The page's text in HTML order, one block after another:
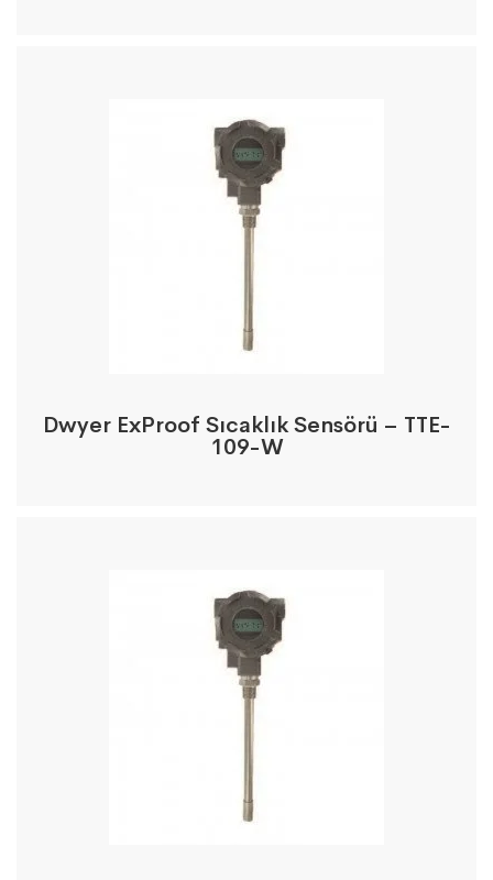
Dwyer ExProof Sıcaklık Sensörü – TTE-
109-W